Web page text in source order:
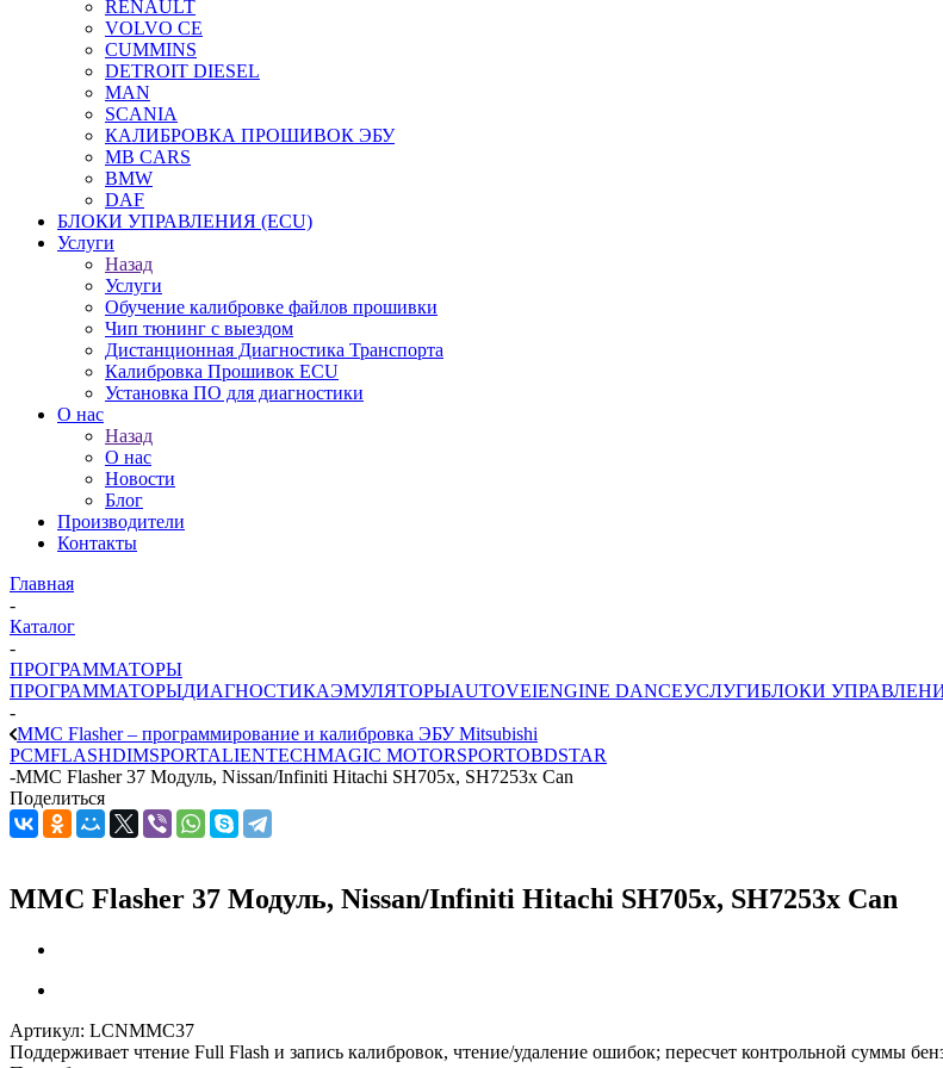
RENAULT
VOLVO CE
CUMMINS
DETROIT DIESEL
MAN
SCANIA
КАЛИБРОВКА ПРОШИВОК ЭБУ
MB CARS
BMW
DAF
БЛОКИ УПРАВЛЕНИЯ (ECU)
Услуги
Назад
Услуги
Обучение калибровке файлов прошивки
Чип тюнинг с выездом
Дистанционная Диагностика Транспорта
Калибровка Прошивок ECU
Установка ПО для диагностики
О нас
Назад
О нас
Новости
Блог
Производители
Контакты
Главная
-
Каталог
-
ПРОГРАММАТОРЫ
ПРОГРАММАТОРЫДИАГНОСТИКАЭМУЛЯТОРЫAUTOVEIENGINE DANCEУСЛУГИБЛОКИ
-
MMC Flasher – программирование и калибровка ЭБУ Mitsubishi
PCMFLASHDIMSPORTALIENTECHMAGIC MOTORSPORTOBDSTAR
-MMC Flasher 37 Модуль, Nissan/Infiniti Hitachi SH705x, SH7253x Can
Поделиться
MMC Flasher 37 Модуль, Nissan/Infiniti Hitachi SH705x, SH7253x Can
Артикул: LCNMMC37
Поддерживает чтение Full Flash и запись калибровок, чтение/удаление ошибок; пересчет контрольной суммы